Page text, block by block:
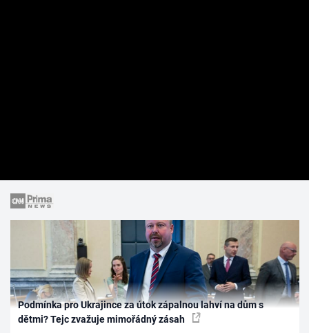
Podmínka pro Ukrajince za útok zápalnou lahví na dům s
dětmi? Tejc zvažuje mimořádný zásah